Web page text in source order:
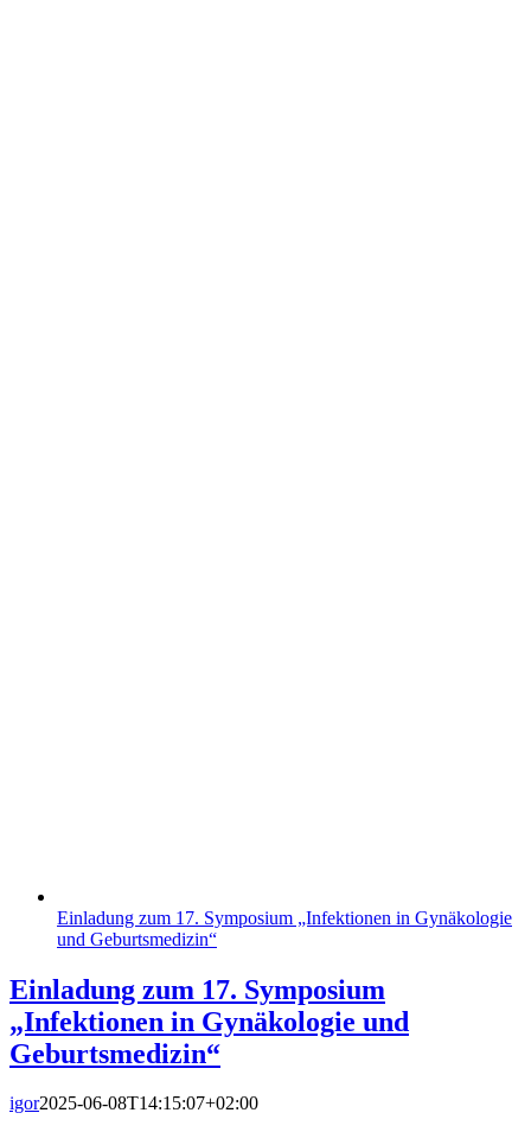
Einladung zum 17. Symposium „Infektionen in Gynäkologie
und Geburtsmedizin“
Einladung zum 17. Symposium
„Infektionen in Gynäkologie und
Geburtsmedizin“
igor2025-06-08T14:15:07+02:00